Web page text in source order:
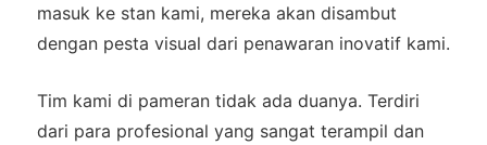
masuk ke stan kami, mereka akan disambut
dengan pesta visual dari penawaran inovatif kami.
Tim kami di pameran tidak ada duanya. Terdiri
dari para profesional yang sangat terampil dan